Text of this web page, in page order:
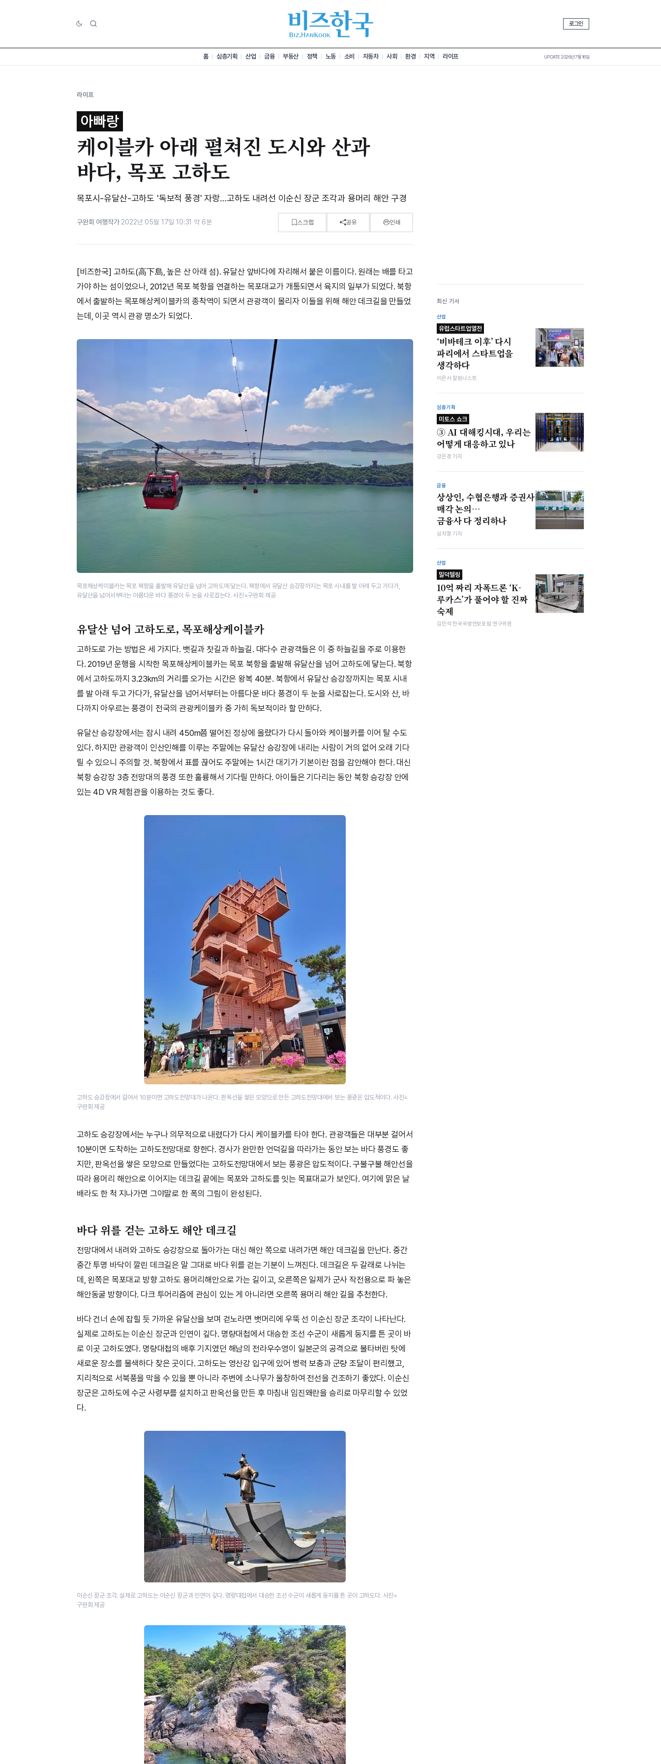
로그인
홈 심층기획 산업 금융 부동산 정책 노동 소비 자동차 사회 환경 지역 라이프 UPDATE 2026년 7월 16일
라이프
아빠랑
케이블카 아래 펼쳐진 도시와 산과
바다, 목포 고하도
목포시-유달산-고하도 '독보적 풍경' 자랑…고하도 내려선 이순신 장군 조각과 용머리 해안 구경
구완회 여행작가·2022년 05월 17일 10:31 ·약 6분 스크랩 공유 인쇄
[비즈한국] 고하도(高下島, 높은 산 아래 섬). 유달산 앞바다에 자리해서 붙은 이름이다. 원래는 배를 타고
가야 하는 섬이었으나, 2012년 목포 북항을 연결하는 목포대교가 개통되면서 육지의 일부가 되었다. 북항
에서 출발하는 목포해상케이블카의 종착역이 되면서 관광객이 몰리자 이들을 위해 해안 데크길을 만들었
는데, 이곳 역시 관광 명소가 되었다.
목포해상케이블카는 목포 북항을 출발해 유달산을 넘어 고하도에 닿는다. 북항에서 유달산 승강장까지는 목포 시내를 발 아래 두고 가다가,
유달산을 넘어서부터는 아름다운 바다 풍경이 두 눈을 사로잡는다. 사진=구완회 제공
유달산 넘어 고하도로, 목포해상케이블카
고하도로 가는 방법은 세 가지다. 뱃길과 찻길과 하늘길. 대다수 관광객들은 이 중 하늘길을 주로 이용한
다. 2019년 운행을 시작한 목포해상케이블카는 목포 북항을 출발해 유달산을 넘어 고하도에 닿는다. 북항
에서 고하도까지 3.23km의 거리를 오가는 시간은 왕복 40분. 북항에서 유달산 승강장까지는 목포 시내
를 발 아래 두고 가다가, 유달산을 넘어서부터는 아름다운 바다 풍경이 두 눈을 사로잡는다. 도시와 산, 바
다까지 아우르는 풍경이 전국의 관광케이블카 중 가히 독보적이라 할 만하다.
유달산 승강장에서는 잠시 내려 450m쯤 떨어진 정상에 올랐다가 다시 돌아와 케이블카를 이어 탈 수도
있다. 하지만 관광객이 인산인해를 이루는 주말에는 유달산 승강장에 내리는 사람이 거의 없어 오래 기다
릴 수 있으니 주의할 것. 북항에서 표를 끊어도 주말에는 1시간 대기가 기본이란 점을 감안해야 한다. 대신
북항 승강장 3층 전망대의 풍경 또한 훌륭해서 기다릴 만하다. 아이들은 기다리는 동안 북항 승강장 안에
있는 4D VR 체험관을 이용하는 것도 좋다.
고하도 승강장에서 걸어서 10분이면 고하도전망대가 나온다. 판옥선을 쌓은 모양으로 만든 고하도전망대에서 보는 풍광은 압도적이다. 사진=
구완회 제공
고하도 승강장에서는 누구나 의무적으로 내렸다가 다시 케이블카를 타야 한다. 관광객들은 대부분 걸어서
10분이면 도착하는 고하도전망대로 향한다. 경사가 완만한 언덕길을 따라가는 동안 보는 바다 풍경도 좋
지만, 판옥선을 쌓은 모양으로 만들었다는 고하도전망대에서 보는 풍광은 압도적이다. 구불구불 해안선을
따라 용머리 해안으로 이어지는 데크길 끝에는 목포와 고하도를 잇는 목표대교가 보인다. 여기에 맑은 날
배라도 한 척 지나가면 그야말로 한 폭의 그림이 완성된다.
바다 위를 걷는 고하도 해안 데크길
전망대에서 내려와 고하도 승강장으로 돌아가는 대신 해안 쪽으로 내려가면 해안 데크길을 만난다. 중간
중간 투명 바닥이 깔린 데크길은 말 그대로 바다 위를 걷는 기분이 느껴진다. 데크길은 두 갈래로 나뉘는
데, 왼쪽은 목포대교 방향 고하도 용머리해안으로 가는 길이고, 오른쪽은 일제가 군사 작전용으로 파 놓은
해안동굴 방향이다. 다크 투어리즘에 관심이 있는 게 아니라면 오른쪽 용머리 해안 길을 추천한다.
바다 건너 손에 잡힐 듯 가까운 유달산을 보며 걷노라면 뱃머리에 우뚝 선 이순신 장군 조각이 나타난다.
실제로 고하도는 이순신 장군과 인연이 깊다. 명량대첩에서 대승한 조선 수군이 새롭게 둥지를 튼 곳이 바
로 이곳 고하도였다. 명량대첩의 배후 기지였던 해남의 전라우수영이 일본군의 공격으로 불타버린 탓에
새로운 장소를 물색하다 찾은 곳이다. 고하도는 영산강 입구에 있어 병력 보충과 군량 조달이 편리했고,
지리적으로 서북풍을 막을 수 있을 뿐 아니라 주변에 소나무가 울창하여 전선을 건조하기 좋았다. 이순신
장군은 고하도에 수군 사령부를 설치하고 판옥선을 만든 후 마침내 임진왜란을 승리로 마무리할 수 있었
다.
이순신 장군 조각. 실제로 고하도는 이순신 장군과 인연이 깊다. 명량대첩에서 대승한 조선 수군이 새롭게 둥지를 튼 곳이 고하도다. 사진=
구완회 제공
최신 기사
산업
유럽스타트업열전
‘비바테크 이후’ 다시
파리에서 스타트업을
생각하다
이은서 칼럼니스트
심층기획
미토스 쇼크
③ AI 대해킹시대, 우리는
어떻게 대응하고 있나
강은경 기자
금융
상상인, 수협은행과 증권사
매각 논의…
금융사 다 정리하나
심지영 기자
산업
밀덕텔링
10억 짜리 자폭드론 ‘K-
루카스’가 풀어야 할 진짜
숙제
김민석 한국국방안보포럼 연구위원